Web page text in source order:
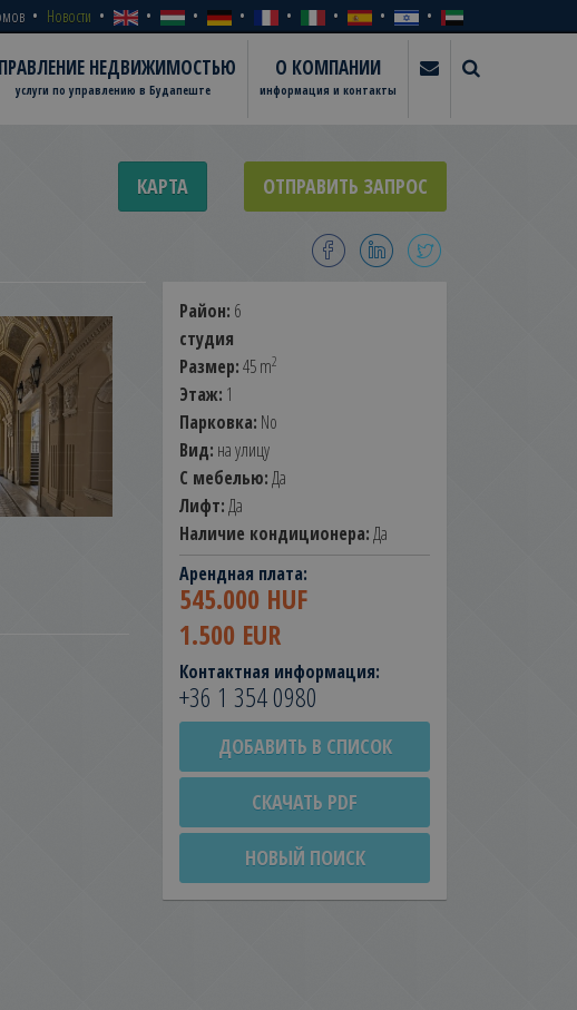
Новости
НЕДВИЖИМОСТЬЮ
услуги по управлению в Будапеште
О КОМПАНИИ
информация и контакты
КАРТА ОТПРАВИТЬ ЗАПРОС
Район: 6
студия
Размер:45 m2
Этаж: 1
Парковка: No
Вид: на улицу
С мебелью:Да
Лифт:Да
Наличие кондиционера:Да
Арендная плата:
545.000 HUF
1.500 EUR
Контактная информация:
+36 1 354 0980
ДОБАВИТЬ В СПИСОК
СКАЧАТЬ PDF
НОВЫЙ ПОИСК